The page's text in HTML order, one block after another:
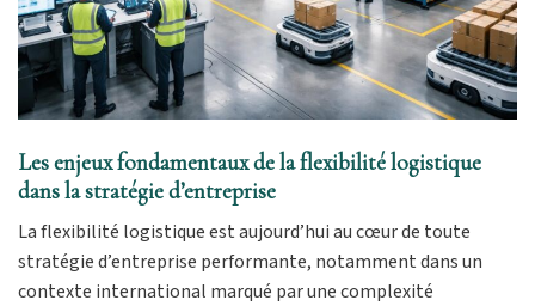
Les enjeux fondamentaux de la flexibilité logistique
dans la stratégie d’entreprise
La flexibilité logistique est aujourd’hui au cœur de toute
stratégie d’entreprise performante, notamment dans un
contexte international marqué par une complexité